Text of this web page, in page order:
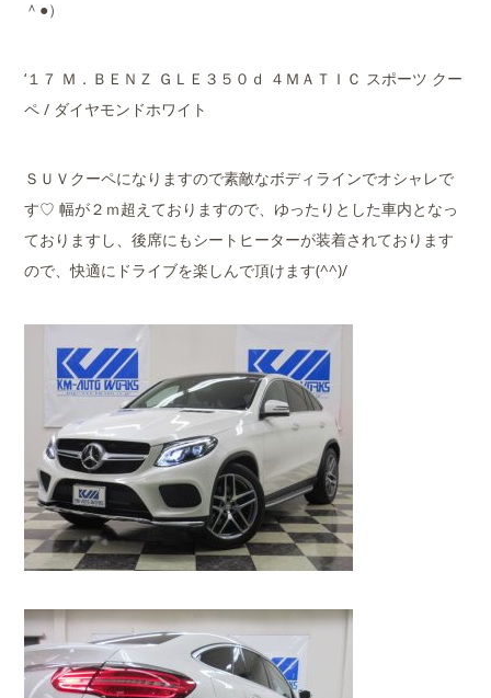
＾●）
‘１７ Ｍ．ＢＥＮＺ ＧＬＥ３５０ｄ ４ＭＡＴＩＣ スポーツ クー
ペ / ダイヤモンドホワイト
ＳＵＶクーペになりますので素敵なボディラインでオシャレで
す♡ 幅が２ｍ超えておりますので、ゆったりとした車内となっ
ておりますし、後席にもシートヒーターが装着されております
ので、快適にドライブを楽しんで頂けます(^^)/